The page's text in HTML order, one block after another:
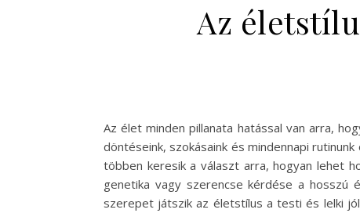
Az
Az élet minden pillanata hatással van arra,
döntéseink, szokásaink és mindennapi
többen keresik a választ arra, hogyan lehet
genetika vagy szerencse kérdése a hosszú
szerepet játszik az életstílus a testi és lelki